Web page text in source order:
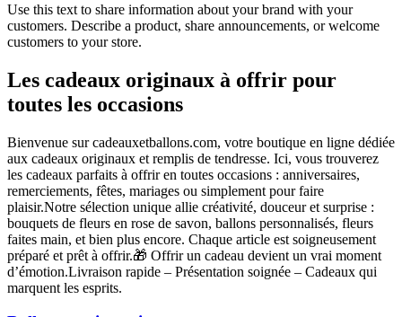
Use this text to share information about your brand with your
customers. Describe a product, share announcements, or welcome
customers to your store.
Les cadeaux originaux à offrir pour
toutes les occasions
Bienvenue sur cadeauxetballons.com, votre boutique en ligne dédiée
aux cadeaux originaux et remplis de tendresse. Ici, vous trouverez
les cadeaux parfaits à offrir en toutes occasions : anniversaires,
remerciements, fêtes, mariages ou simplement pour faire
plaisir.Notre sélection unique allie créativité, douceur et surprise :
bouquets de fleurs en rose de savon, ballons personnalisés, fleurs
faites main, et bien plus encore. Chaque article est soigneusement
préparé et prêt à offrir.🎁 Offrir un cadeau devient un vrai moment
d’émotion.Livraison rapide – Présentation soignée – Cadeaux qui
marquent les esprits.